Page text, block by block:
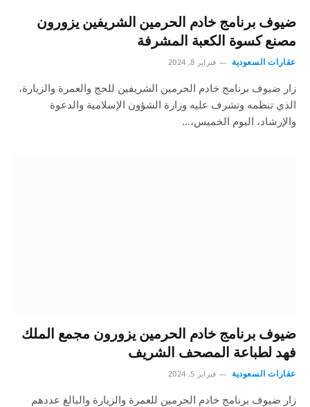
ضيوف برنامج خادم الحرمين الشريفين يزورون
مصنع كسوة الكعبة المشرفة
عقارات السعودية فبراير 8, 2024
زار ضيوف برنامج خادم الحرمين الشريفين للحج والعمرة والزيارة،
الذي تنظمه وتشرف عليه وزارة الشؤون الإسلامية والدعوة
والإرشاد، اليوم الخميس،…
ضيوف برنامج خادم الحرمين يزورون مجمع الملك
فهد لطباعة المصحف الشريف
عقارات السعودية فبراير 5, 2024
زار ضيوف برنامج خادم الحرمين للعمرة والزيارة والبالغ عددهم